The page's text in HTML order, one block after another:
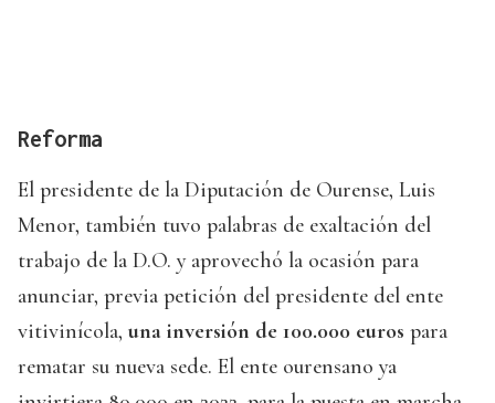
Reforma
El presidente de la Diputación de Ourense, Luis
Menor, también tuvo palabras de exaltación del
trabajo de la D.O. y aprovechó la ocasión para
anunciar, previa petición del presidente del ente
vitivinícola, una inversión de 100.000 euros para
rematar su nueva sede. El ente ourensano ya